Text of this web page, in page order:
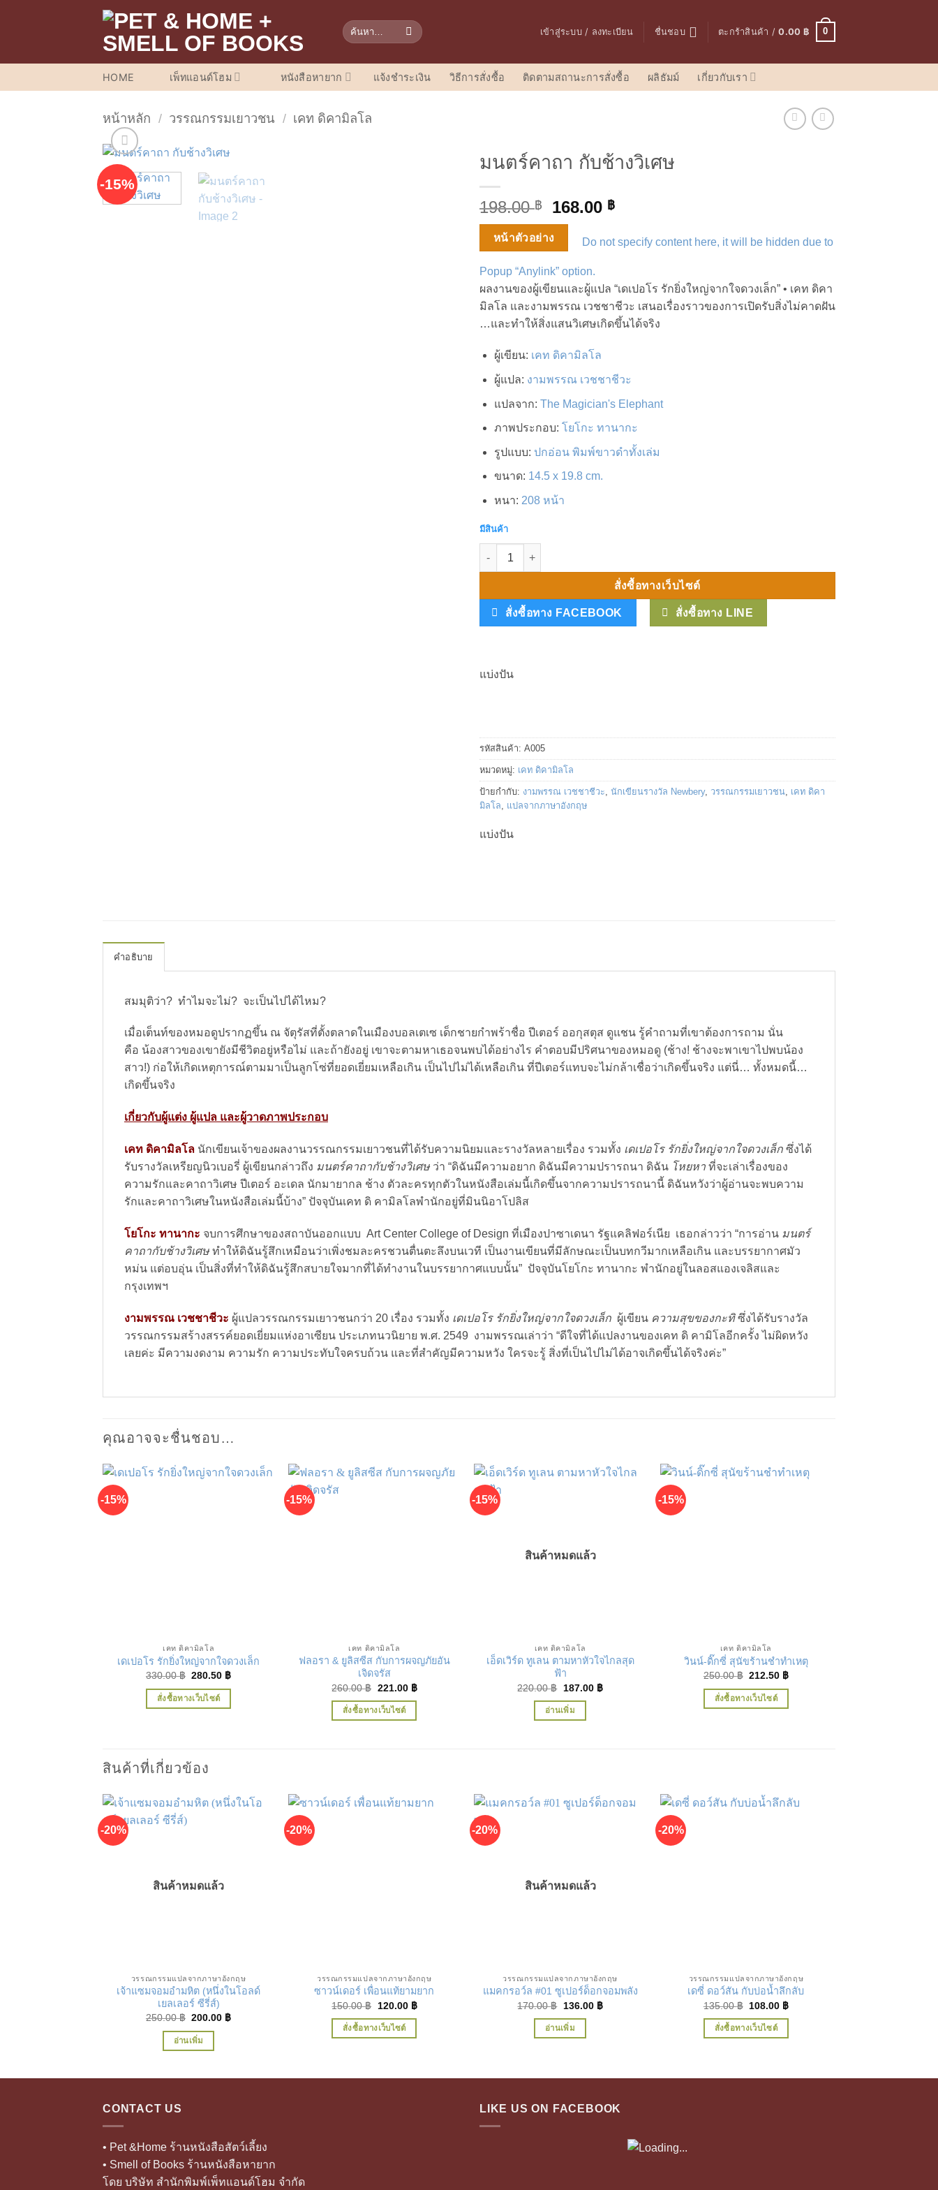
ค้นหา:
เข้าสู่ระบบ / ลงทะเบียน ชื่นชอบ ตะกร้าสินค้า /0.00 ฿ 0
HOME เพ็ทแอนด์โฮม หนังสือหายาก แจ้งชำระเงิน วิธีการสั่งซื้อ ติดตามสถานะการสั่งซื้อ ผลิธัมม์ เกี่ยวกับเรา
หน้าหลัก / วรรณกรรมเยาวชน / เคท ดิคามิลโล
-15%
มนตร์คาถา กับช้างวิเศษ
198.00฿
Original
price
was:
198.00 ฿.
168.00 ฿Current
is:
หน้าตัวอย่าง Do not specify content here, it will be hidden due to
Popup “Anylink” option.
ผลงานของผู้เขียนและผู้แปล “เดเปอโร รักยิ่งใหญ่จากใจดวงเล็ก” • เคท ดิคา
มิลโล และงามพรรณ เวชชาชีวะ เสนอเรื่องราวของการเปิดรับสิ่งไม่คาดฝัน
…และทำให้สิ่งแสนวิเศษเกิดขึ้นได้จริง
ผู้เขียน: เคท ดิคามิลโล
ผู้แปล: งามพรรณ เวชชาชีวะ
แปลจาก: The Magician's Elephant
ภาพประกอบ: โยโกะ ทานากะ
รูปแบบ: ปกอ่อน พิมพ์ขาวดำทั้งเล่ม
ขนาด: 14.5 x 19.8 cm.
หนา: 208 หน้า
มีสินค้า
จำนวน มนตร์คาถา กับช้างวิเศษ ชิ้น
สั่งซื้อทางเว็บไซต์
สั่งซื้อทาง FACEBOOK สั่งซื้อทาง LINE
แบ่งปัน
รหัสสินค้า: A005
หมวดหมู่: เคท ดิคามิลโล
ป้ายกำกับ: งามพรรณ เวชชาชีวะ นักเขียนรางวัล Newbery, วรรณกรรมเยาวชน เคท ดิคา
มิลโล
แปลจากภาษาอังกฤษ
แบ่งปัน
คำอธิบาย
สมมุติว่า? ทำไมจะไม่? จะเป็นไปได้ไหม?
เมื่อเต็นท์ของหมอดูปรากฏขึ้น ณ จัตุรัสที่ตั้งตลาดในเมืองบอลเตเซ เด็กชายกำพร้าชื่อ ปีเตอร์ ออกุสตุส ดูแชน รู้คำถามที่เขาต้องการถาม นั่น
คือ น้องสาวของเขายังมีชีวิตอยู่หรือไม่ และถ้ายังอยู่ เขาจะตามหาเธอจนพบได้อย่างไร คำตอบมีปริศนาของหมอดู (ช้าง! ช้างจะพาเขาไปพบน้อง
สาว!) ก่อให้เกิดเหตุการณ์ตามมาเป็นลูกโซ่ที่ยอดเยี่ยมเหลือเกิน เป็นไปไม่ได้เหลือเกิน ที่ปีเตอร์แทบจะไม่กล้าเชื่อว่าเกิดขึ้นจริง แต่นี่… ทั้งหมดนี้…
เกิดขึ้นจริง
เกี่ยวกับผู้แต่ง ผู้แปล และผู้วาดภาพประกอบ
เคท ดิคามิลโล นักเขียนเจ้าของผลงานวรรณกรรมเยาวชนที่ได้รับความนิยมและรางวัลหลายเรื่อง รวมทั้ง เดเปอโร รักยิ่งใหญ่จากใจดวงเล็ก ซึ่งได้
รับรางวัลเหรียญนิวเบอรี่ ผู้เขียนกล่าวถึง มนตร์คาถากับช้างวิเศษว่า “ดิฉันมีความอยาก ดิฉันมีความปรารถนา ดิฉัน โหยหา ที่จะเล่าเรื่องของ
ความรักและคาถาวิเศษ ปีเตอร์ อะเดล นักมายากล ช้าง ตัวละครทุกตัวในหนังสือเล่มนี้เกิดขึ้นจากความปรารถนานี้ ดิฉันหวังว่าผู้อ่านจะพบความ
รักและคาถาวิเศษในหนังสือเล่มนี้บ้าง” ปัจจุบันเคท ดิ คามิลโลพำนักอยู่ที่มินนิอาโปลิส
โยโกะ ทานากะ จบการศึกษาของสถาบันออกแบบ Art Center College of Design ที่เมืองปาซาเดนา รัฐแคลิฟอร์เนีย เธอกล่าวว่า “การอ่าน มนตร์
คาถากับช้างวิเศษทำให้ดิฉันรู้สึกเหมือนว่าเพิ่งชมละครชวนตื่นตะลึงบนเวที เป็นงานเขียนที่มีลักษณะเป็นบทกวีมากเหลือเกิน และบรรยากาศมัว
หม่น แต่อบอุ่น เป็นสิ่งที่ทำให้ดิฉันรู้สึกสบายใจมากที่ได้ทำงานในบรรยากาศแบบนั้น” ปัจจุบันโยโกะ ทานากะ พำนักอยู่ในลอสแองเจลิสและ
กรุงเทพฯ
งามพรรณ เวชชาชีวะ ผู้แปลวรรณกรรมเยาวชนกว่า 20 เรื่อง รวมทั้ง เดเปอโร รักยิ่งใหญ่จากใจดวงเล็ก ผู้เขียน ความสุขของกะทิซึ่งได้รับรางวัล
วรรณกรรมสร้างสรรค์ยอดเยี่ยมแห่งอาเซียน ประเภทนวนิยาย พ.ศ. 2549 งามพรรณเล่าว่า “ดีใจที่ได้แปลงานของเคท ดิ คามิโลอีกครั้ง ไม่ผิดหวัง
เลยค่ะ มีความงดงาม ความรัก ความประทับใจครบถ้วน และที่สำคัญมีความหวัง ใครจะรู้ สิ่งที่เป็นไปไม่ได้อาจเกิดขึ้นได้จริงค่ะ”
คุณอาจจะชื่นชอบ…
-15%
เคท ดิคามิลโล
เดเปอโร รักยิ่งใหญ่จากใจดวงเล็ก
330.00฿ Original
was:
330.00 ฿.
280.50 ฿Current
สั่งซื้อทางเว็บไซต์
-15%
เคท ดิคามิลโล
ฟลอรา & ยูลิสซีส กับการผจญภัยอัน
เจิดจรัส
260.00฿ Original
was:
260.00 ฿.
221.00 ฿Current
สั่งซื้อทางเว็บไซต์
-15%
สินค้าหมดแล้ว
เคท ดิคามิลโล
เอ็ดเวิร์ด ทูเลน ตามหาหัวใจไกลสุด
ฟ้า
220.00฿ Original
was:
220.00 ฿.
187.00 ฿Current
อ่านเพิ่ม
-15%
เคท ดิคามิลโล
วินน์-ดิ๊กซี่ สุนัขร้านชำทำเหตุ
250.00฿ Original
was:
250.00 ฿.
212.50 ฿Current
สั่งซื้อทางเว็บไซต์
สินค้าที่เกี่ยวข้อง
-20%
สินค้าหมดแล้ว
วรรณกรรมแปลจากภาษาอังกฤษ
เจ้าแซมจอมอำมหิต (หนึ่งในโอลด์
เยลเลอร์ ซีรี่ส์)
250.00฿ Original
was:
250.00 ฿.
200.00 ฿Current
อ่านเพิ่ม
-20%
วรรณกรรมแปลจากภาษาอังกฤษ
ซาวน์เดอร์ เพื่อนแท้ยามยาก
150.00฿
Original
was:
150.00 ฿.
120.00 ฿Current
สั่งซื้อทางเว็บไซต์
-20%
สินค้าหมดแล้ว
วรรณกรรมแปลจากภาษาอังกฤษ
แมคกรอว์ล #01 ซูเปอร์ด็อกจอมพลัง
170.00฿ Original
was:
170.00 ฿.
136.00 ฿Current
อ่านเพิ่ม
-20%
วรรณกรรมแปลจากภาษาอังกฤษ
เดซี่ ดอว์สัน กับบ่อน้ำลึกลับ
135.00฿ Original
was:
135.00 ฿.
108.00 ฿Current
สั่งซื้อทางเว็บไซต์
CONTACT US
• Pet &Home ร้านหนังสือสัตว์เลี้ยง
• Smell of Books ร้านหนังสือหายาก
โดย บริษัท สำนักพิมพ์เพ็ทแอนด์โฮม จำกัด
LIKE US ON FACEBOOK